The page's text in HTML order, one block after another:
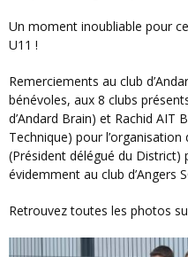
Un moment inoubliable pour cette centaine de licencié(e)s U10
U11 !
Remerciements au club d’Andard Brain pour l’accueil ainsi qu’à ses
bénévoles, aux 8 clubs
d’Andard Brain) et Rachid AIT
Technique) pour l’organisation
(Président délégué du District)
évidemment au club d’Angers
Retrouvez toutes les photos